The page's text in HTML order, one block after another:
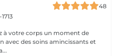
48
à votre corps un moment de
avec des soins amincissants et